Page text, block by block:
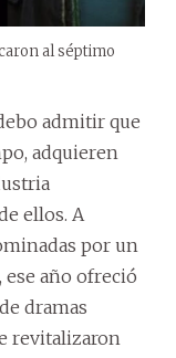
al séptimo
admitir que
adquieren
ellos. A
por un
año ofreció
dramas
revitalizaron